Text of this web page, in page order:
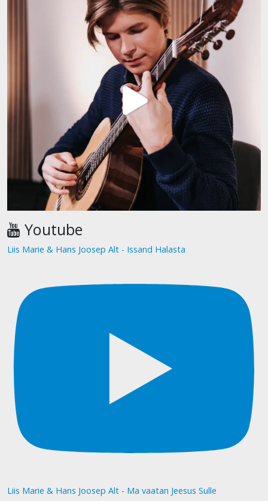
Youtube
Liis Marie & Hans Joosep Alt - Issand Halasta
Liis Marie & Hans Joosep Alt - Ma vaatan Jeesus Sulle